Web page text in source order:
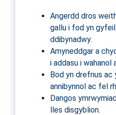
Angerdd dros
gallu i fod yn
ddibynadwy.
Amyneddgar a
i addasu i wahanol
Bod yn drefnus ac
annibynnol ac fel
Dangos
lles disgyblion.